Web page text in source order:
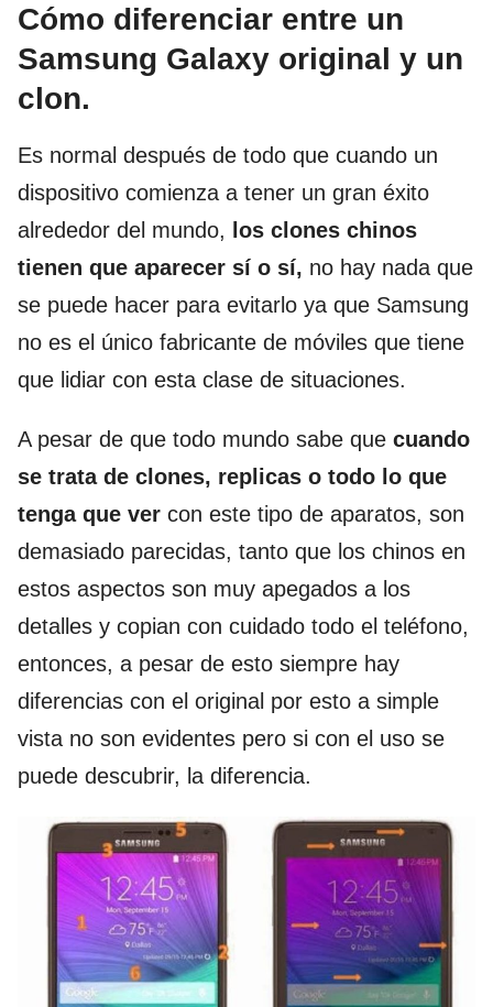
Cómo diferenciar entre un
Samsung Galaxy original y un
clon.
Es normal después de todo que cuando un
dispositivo comienza a tener un gran éxito
alrededor del mundo,
los clones chinos
tienen que aparecer sí o sí, no hay nada que
se puede hacer para evitarlo ya que Samsung
no es el único fabricante de móviles que tiene
que lidiar con esta clase de situaciones.
A pesar de que todo mundo sabe que cuando
se trata de clones, replicas o todo lo que
tenga que ver con este tipo de aparatos, son
demasiado parecidas, tanto que los chinos en
estos aspectos son muy apegados a los
detalles y copian con cuidado todo el teléfono,
entonces, a pesar de esto siempre hay
diferencias con el original por esto a simple
vista no son evidentes pero si con el uso se
puede descubrir, la diferencia.